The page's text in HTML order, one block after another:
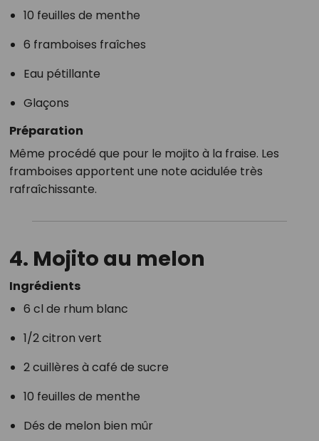
10 feuilles de menthe
6 framboises fraîches
Eau pétillante
Glaçons
Préparation
Même procédé que pour le mojito à la fraise. Les
framboises apportent une note acidulée très
rafraîchissante.
4. Mojito au melon
Ingrédients
6 cl de rhum blanc
1/2 citron vert
2 cuillères à café de sucre
10 feuilles de menthe
Dés de melon bien mûr